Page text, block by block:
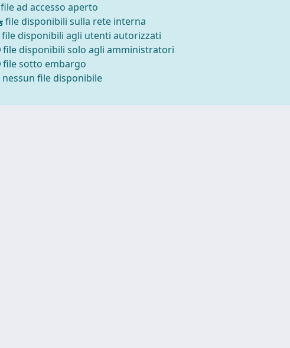
file ad accesso aperto
file disponibili sulla rete interna
file disponibili agli utenti autorizzati
file disponibili solo agli amministratori
file sotto embargo
nessun file disponibile